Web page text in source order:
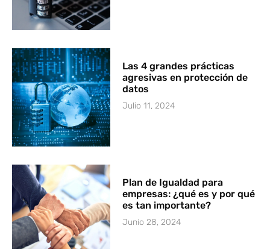
Las 4 grandes prácticas
agresivas en protección de
datos
Julio 11, 2024
Plan de Igualdad para
empresas: ¿qué es y por qué
es tan importante?
Junio 28, 2024